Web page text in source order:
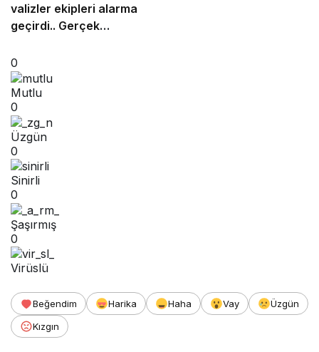
valizler ekipleri alarma
geçirdi.. Gerçek
0
Mutlu
0
Üzgün
0
Sinirli
0
Şaşırmış
0
Virüslü
Beğendim Harika Haha Vay
Üzgün
Kızgın